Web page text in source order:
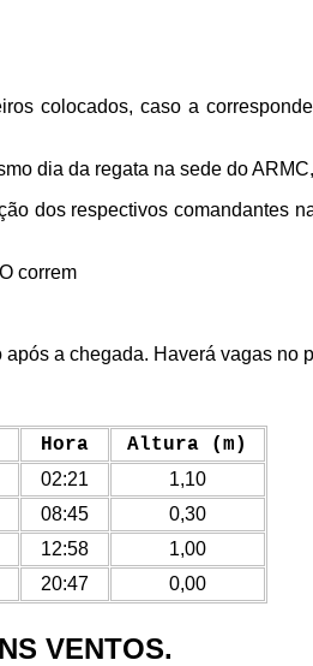
colocados, caso a
dia da regata na sede do
dos respectivos comandantes
correm
a chegada. Haverá vagas no
Hora Altura (m)
02:21
1,10
08:45
0,30
12:58
1,00
20:47
0,00
VENTOS.